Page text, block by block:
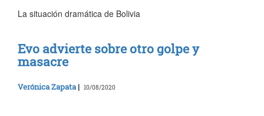
La situación dramática de Bolivia
Evo advierte sobre otro golpe y
masacre
Verónica Zapata| 10/08/2020